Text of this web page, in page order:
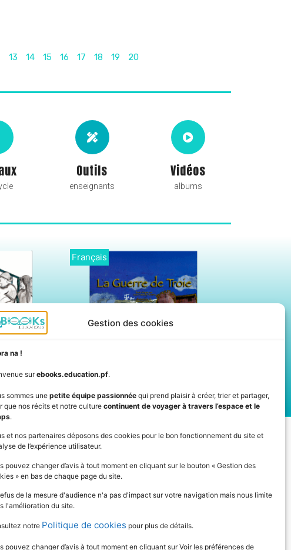
Gestion des cookies
na !
surebooks.education.pf.
sommes une petite équipe passionnée qui prend plaisir à créer, trier et partager,
que nos récits et notre culture continuent de voyager à travers l’espace et le
.
et nos partenaires déposons des cookies pour le bon fonctionnement du site et
de l’expérience utilisateur.
pouvez changer d’avis à tout moment en cliquant sur le bouton « Gestion des
» en bas de chaque page du site.
de la mesure d'audience n'a pas d'impact sur votre navigation mais nous limite
l'amélioration du site.
notre Politique de cookies pour plus de détails.
pouvez changer d’avis à tout moment en cliquant sur Voir les préférences de
13 14 15 16 17 18 19 20
Outils
enseignants
Vidéos
albums
Didactique
SUIVEZ L'ACTUALITÉ DE L'ÉDUCATION